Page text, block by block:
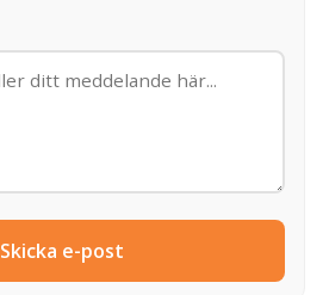
Skicka e-post